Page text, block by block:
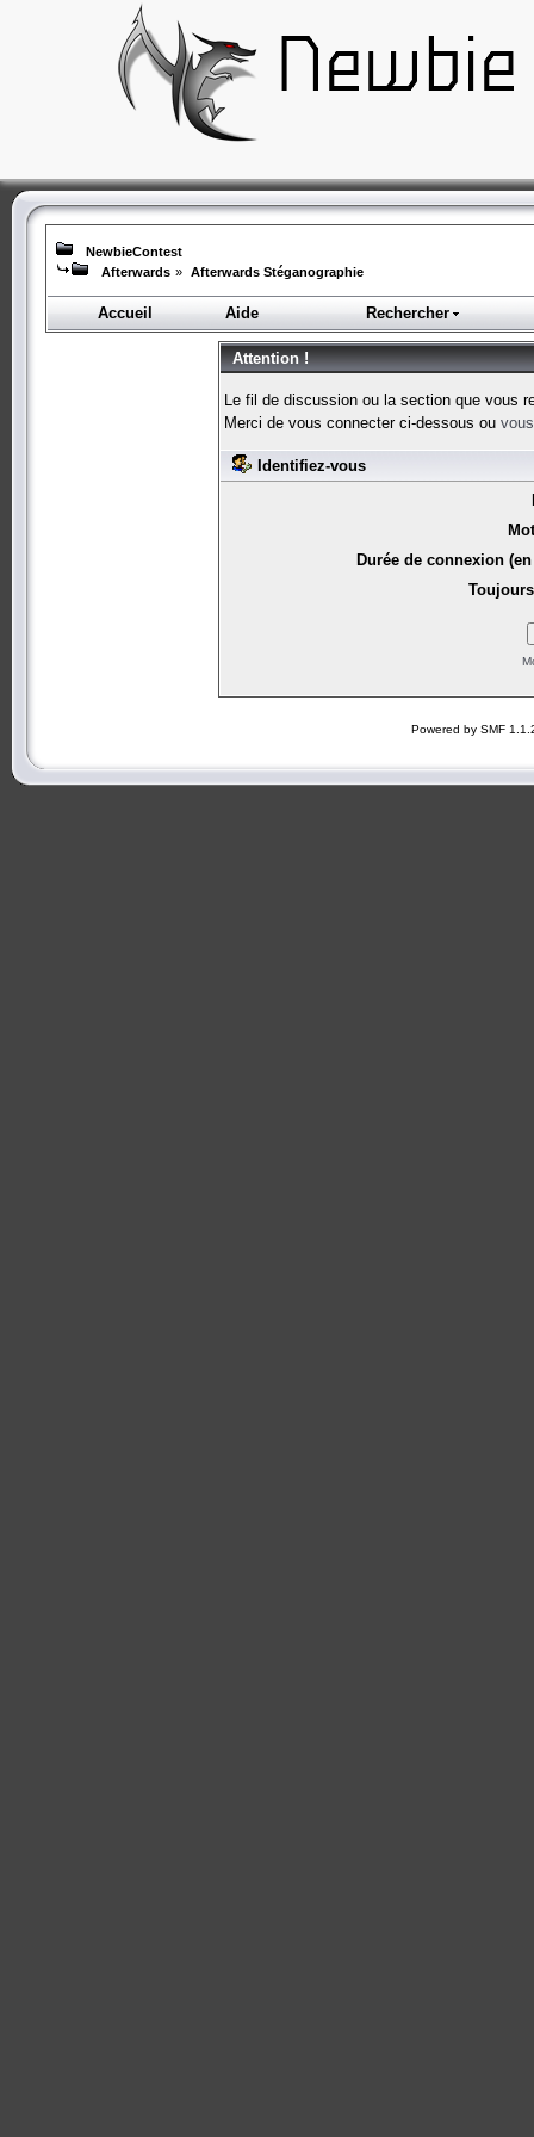
NewbieContest
Afterwards » Afterwards Stéganographie
Accueil Aide Rechercher
Attention !
Le fil de discussion ou la section que vous
Merci de vous connecter ci-dessous ou
Identifiez-vous
Durée de connexion
Powered by SMF